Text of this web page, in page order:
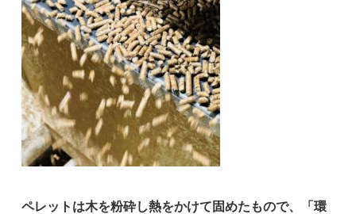
ペレットは木を粉砕し熱をかけて固めたもので、「環